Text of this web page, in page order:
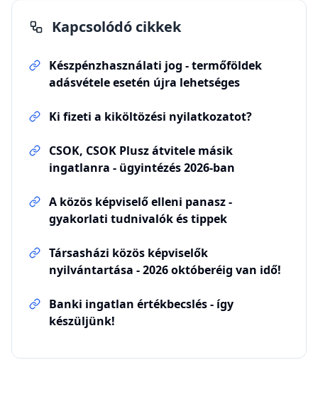
Kapcsolódó cikkek
Készpénzhasználati jog - termőföldek
adásvétele esetén újra lehetséges
Ki fizeti a kiköltözési nyilatkozatot?
CSOK, CSOK Plusz átvitele másik
ingatlanra - ügyintézés 2026-ban
A közös képviselő elleni panasz -
gyakorlati tudnivalók és tippek
Társasházi közös képviselők
nyilvántartása - 2026 októberéig van idő!
Banki ingatlan értékbecslés - így
készüljünk!